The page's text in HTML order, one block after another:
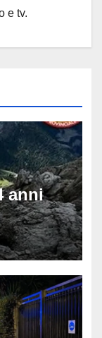
e tv.
anni
sul